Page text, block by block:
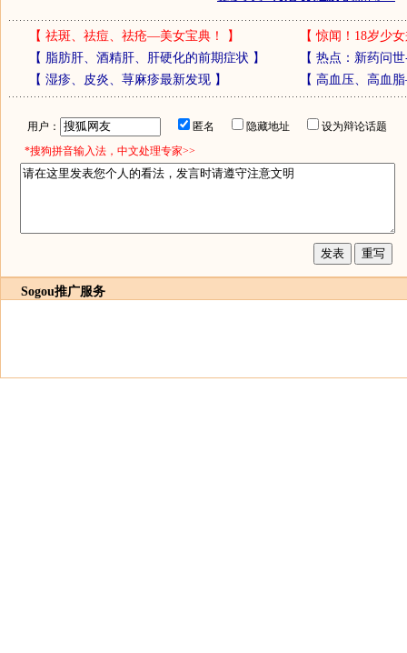
【 祛斑、祛痘、祛疮—美女宝典！ 】 【惊闻！18岁少
【 脂肪肝、酒精肝、肝硬化的前期症状 】 【 热点：新药问
【 湿疹、皮炎、荨麻疹最新发现】 【 高血压、高血
用户： 匿名 隐藏地址
设为辩论话题
*搜狗拼音输入法，中文处理专家>>
Sogou推广服务